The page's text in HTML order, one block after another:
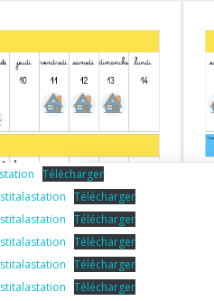
Télécharger
Télécharger
Télécharger
Télécharger
Télécharger
Télécharger